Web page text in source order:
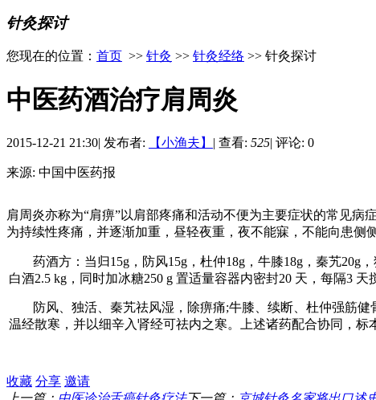
针灸探讨
您现在的位置： 首页 >> 针灸 >> 针灸经络 >> 针灸探讨
中医药酒治疗肩周炎
2015-12-21 21:30| 发布者: 【小渔夫】 | 查看: 525| 评论: 0
来源: 中国中医药报
肩周炎亦称为“肩痹”以肩部疼痛和活动不便为主要症状的常见
为持续性疼痛，并逐渐加重，昼轻夜重，夜不能寐，不能向患侧
药酒方：当归15g，防风15g，杜仲18g，牛膝18g，秦艽20g
白酒2.5 kg，同时加冰糖250 g 置适量容器内密封20 天，每隔3
防风、独活、秦艽祛风湿，除痹痛;牛膝、续断、杜仲强筋
温经散寒，并以细辛入肾经可祛内之寒。上述诸药配合协同，标
收藏 分享 邀请